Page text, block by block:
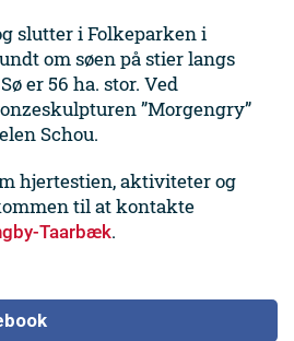
slutter i Folkeparken i
om søen på stier langs
er 56 ha. stor. Ved
”Morgengry”
Schou.
hjertestien, aktiviteter og
til at kontakte
Taarbæk.